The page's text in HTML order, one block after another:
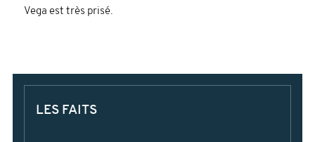
Vega est très prisé.
LES FAITS